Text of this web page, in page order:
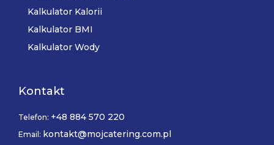
Kalkulator Kalorii
Kalkulator BMI
Kalkulator Wody
Kontakt
Telefon: +48 884 570 220
Email: kontakt@mojcatering.com.pl